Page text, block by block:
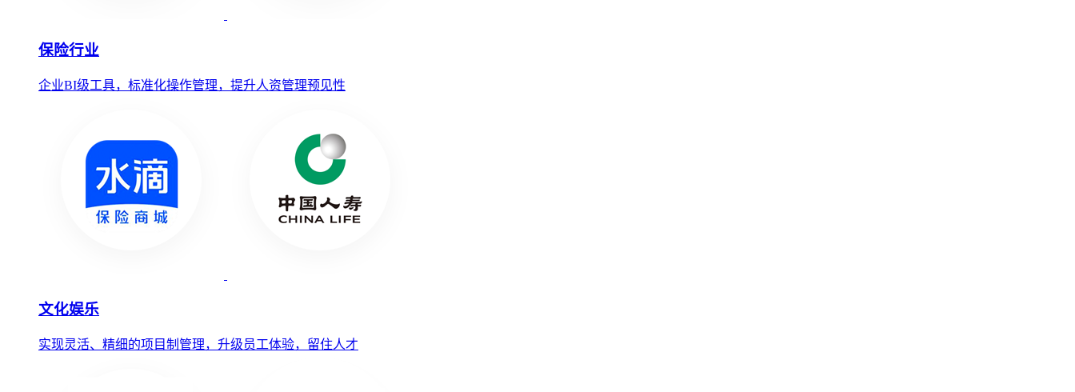
保险行业
企业BI级工具，标准化操作管理，提升人资管理预见性
文化娱乐
实现灵活、精细的项目制管理，升级员工体验，留住人才